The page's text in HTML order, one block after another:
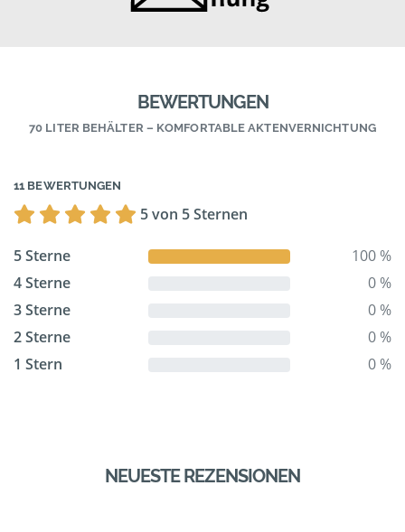
BEWERTUNGEN
70 LITER BEHÄLTER – KOMFORTABLE AKTENVERNICHTUNG
11 BEWERTUNGEN
5 von 5 Sternen
5 Sterne
100 %
4 Sterne
0 %
3 Sterne
0 %
2 Sterne
0 %
1 Stern
0 %
NEUESTE REZENSIONEN